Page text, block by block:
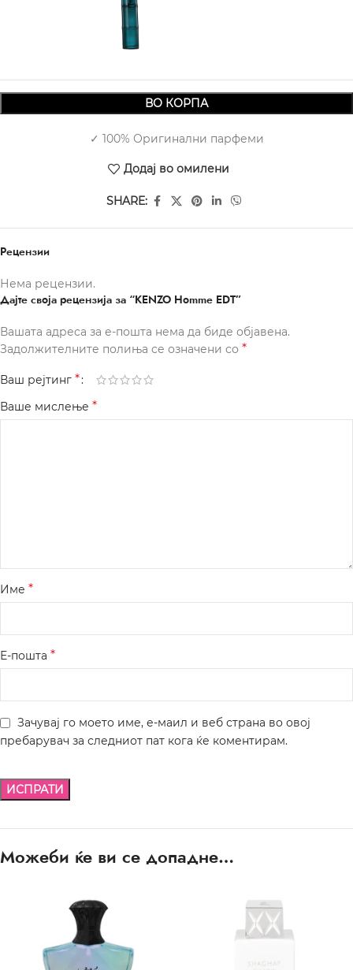
3.940,00
ВО КОРПА
✓ 100% Оригинални парфеми
Додај во омилени
SHARE:
Рецензии
Нема рецензии.
Дајте своја рецензија за “KENZO Homme EDT”
Вашата адреса за е-пошта нема да биде објавена.
Задолжителните полиња се означени со *
Ваш рејтинг *
Ваше мислење *
Име *
Е-пошта *
Зачувај го моето име, е-маил и веб страна во овој
пребарувач за следниот пат кога ќе коментирам.
Можеби ќе ви се допадне…